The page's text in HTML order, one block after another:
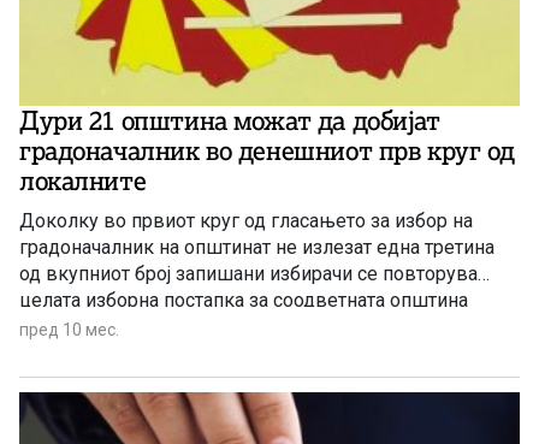
Дури 21 општина можат да добијат
градоначалник во денешниот прв круг од
локалните
Доколку во првиот круг од гласањето за избор на
градоначалник на општинат не излезат една третина
од вкупниот број запишани избирачи се повторува
целата изборна постапка за соодветната општина
пред 10 мес.